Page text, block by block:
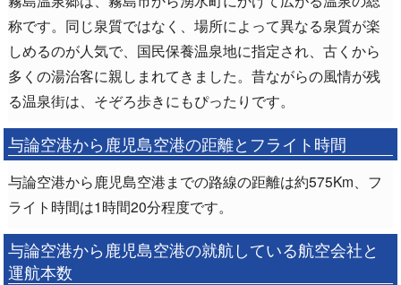
称です。同じ泉質ではなく、場所によって異なる泉質が楽
しめるのが人気で、国民保養温泉地に指定され、古くから
多くの湯治客に親しまれてきました。昔ながらの風情が残
る温泉街は、そぞろ歩きにもぴったりです。
与論空港から鹿児島空港の距離とフライト時間
与論空港から鹿児島空港までの路線の距離は約575Km、フ
ライト時間は1時間20分程度です。
与論空港から鹿児島空港の就航している航空会社と
運航本数